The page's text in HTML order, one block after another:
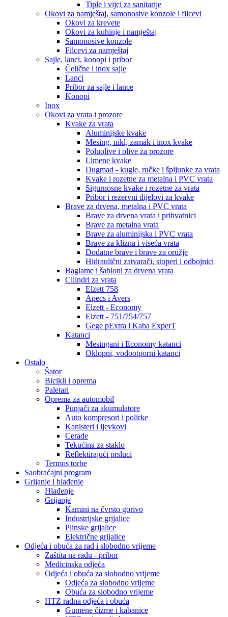
Tiple i vijci za sanitarije
Okovi za namještaj, samonosive konzole i filcevi
Okovi za krevete
Okovi za kuhinje i namještaj
Samonosive konzole
Filcevi za namještaj
Sajle, lanci, konopi i pribor
Čelične i inox sajle
Lanci
Pribor za sajle i lance
Konopi
Inox
Okovi za vrata i prozore
Kvake za vrata
Aluminijske kvake
Mesing, nikl, zamak i inox kvake
Poluolive i olive za prozore
Limene kvake
Dugmad - kugle, ručke i špijunke za vrata
Kvake i rozetne za metalna i PVC vrata
Sigurnosne kvake i rozetne za vrata
Pribor i rezervni dijelovi za kvake
Brave za drvena, metalna i PVC vrata
Brave za drvena vrata i prihvatnici
Brave za metalna vrata
Brave za aluminijska i PVC vrata
Brave za klizna i viseća vrata
Dodatne brave i brave za oružje
Hidraulični zatvarači, stoperi i odbojnici
Baglame i šabloni za drvena vrata
Cilindri za vrata
Elzett 758
Apecs i Avers
Elzett - Economy
Elzett - 751/754/757
Gege pExtra i Kaba ExperT
Katanci
Mesingani i Economy katanci
Oklopni, vodootporni katanci
Ostalo
Šator
Bicikli i oprema
Paletari
Oprema za automobil
Punjači za akumulatore
Auto kompresori i polirke
Kanisteri i ljevkovi
Cerade
Tekućina za staklo
Reflektirajući prsluci
Termos torbe
Saobraćajni program
Grijanje i hlađenje
Hlađenje
Grijanje
Kamini na čvrsto gorivo
Industrijske grijalice
Plinske grijalice
Električne grijalice
Odjeća i obuća za rad i slobodno vrijeme
Zaštita na radu - pribor
Medicinska odjeća
Odjeća i obuća za slobodno vrijeme
Odjeća za slobodno vrijeme
Obuća za slobodno vrijeme
HTZ radna odjeća i obuća
Gumene čizme i kabanice